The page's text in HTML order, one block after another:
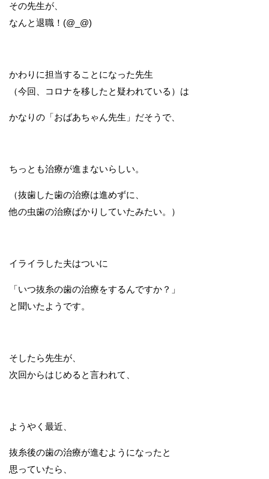
その先生が、
なんと退職！(@_@)
かわりに担当することになった先生
（今回、コロナを移したと疑われている）は
かなりの「おばあちゃん先生」だそうで、
ちっとも治療が進まないらしい。
（抜歯した歯の治療は進めずに、
他の虫歯の治療ばかりしていたみたい。）
イライラした夫はついに
「いつ抜糸の歯の治療をするんですか？」
と聞いたようです。
そしたら先生が、
次回からはじめると言われて、
ようやく最近、
抜糸後の歯の治療が進むようになったと
思っていたら、